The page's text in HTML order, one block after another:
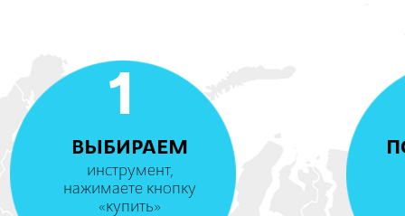
1
ВЫБИРАЕМ
инструмент,
нажимаете кнопку
«купить»